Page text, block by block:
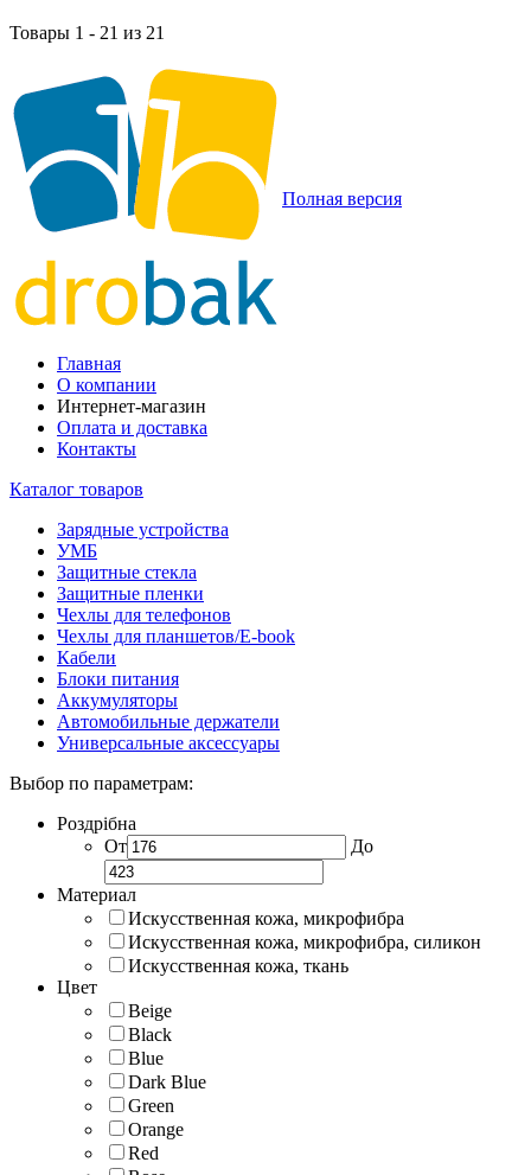
Товары 1 - 21 из 21
Полная версия
Главная
О компании
Интернет-магазин
Оплата и доставка
Контакты
Каталог товаров
Зарядные устройства
УМБ
Защитные стекла
Защитные пленки
Чехлы для телефонов
Чехлы для планшетов/E-book
Кабели
Блоки питания
Аккумуляторы
Автомобильные держатели
Универсальные аксессуары
Выбор по параметрам:
Роздрібна
От
До
Материал
Искусственная кожа, микрофибра
Искусственная кожа, микрофибра, силикон
Искусственная кожа, ткань
Цвет
Beige
Black
Blue
Dark Blue
Green
Orange
Red